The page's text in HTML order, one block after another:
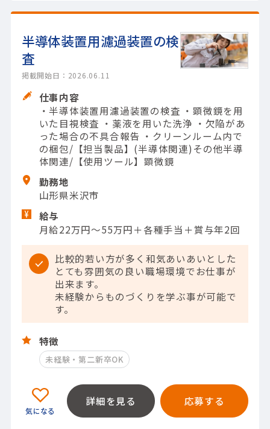
半導体装置用濾過装置の検
査
掲載開始日：2026.06.11
仕事内容
・半導体装置用濾過装置の検査 ・顕微鏡を用
いた目視検査 ・薬液を用いた洗浄 ・欠陥があ
った場合の不具合報告 ・クリーンルーム内で
の梱包/【担当製品】(半導体関連)その他半導
体関連/【使用ツール】顕微鏡
勤務地
山形県米沢市
給与
月給22万円～55万円＋各種手当＋賞与年2回
比較的若い方が多く和気あいあいとした
とても雰囲気の良い職場環境でお仕事が
出来ます。
未経験からものづくりを学ぶ事が可能で
す。
特徴
未経験・第二新卒OK
詳細を見る 応募する